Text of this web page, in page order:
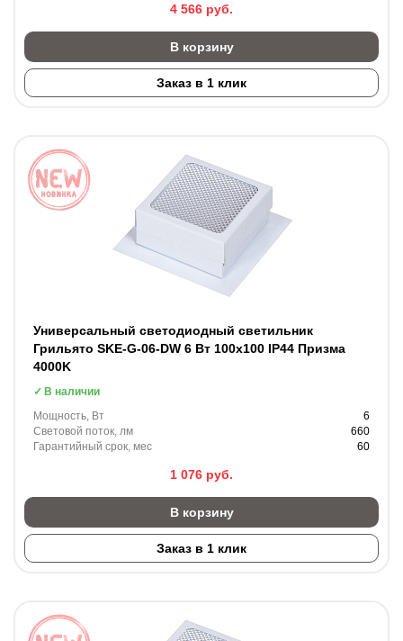
4 566 руб.
В корзину
Заказ в 1 клик
Универсальный светодиодный светильник
Грильято SKE-G-06-DW 6 Вт 100x100 IP44 Призма
4000K
В наличии
Мощность, Вт
6
Световой поток, лм
660
Гарантийный срок, мес
60
1 076 руб.
В корзину
Заказ в 1 клик